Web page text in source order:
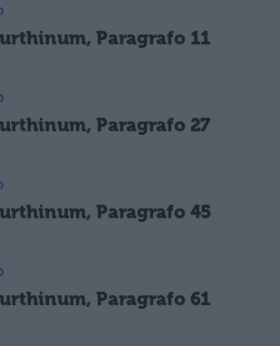
Paragrafo 11
Paragrafo 27
Paragrafo 45
Paragrafo 61